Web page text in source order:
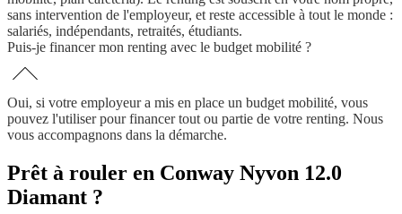
sans intervention de l'employeur, et reste accessible à tout le monde :
salariés, indépendants, retraités, étudiants.
Puis-je financer mon renting avec le budget mobilité ?
Oui, si votre employeur a mis en place un budget mobilité, vous
pouvez l'utiliser pour financer tout ou partie de votre renting. Nous
vous accompagnons dans la démarche.
Prêt à rouler en Conway Nyvon 12.0
Diamant ?